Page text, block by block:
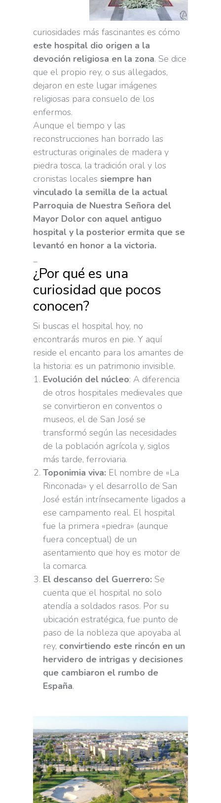
curiosidades más fascinantes es cómo
este hospital dio origen a la
devoción religiosa en la zona. Se dice
que el propio rey, o sus allegados,
dejaron en este lugar imágenes
religiosas para consuelo de los
enfermos.
Aunque el tiempo y las
reconstrucciones han borrado las
estructuras originales de madera y
piedra tosca, la tradición oral y los
cronistas localessiempre han
vinculado la semilla de la actual
Parroquia de Nuestra Señora del
Mayor Dolor con aquel antiguo
hospital y la posterior ermita que se
levantó en honor a la victoria.
_
¿Por qué es una
curiosidad que pocos
conocen?
Si buscas el hospital hoy, no
encontrarás muros en pie. Y aquí
reside el encanto para los amantes de
la historia: es un patrimonio invisible.
Evolución del núcleo: A diferencia
de otros hospitales medievales que
se convirtieron en conventos o
museos, el de San José se
transformó según las necesidades
de la población agrícola y, siglos
más tarde, ferroviaria.
Toponimia viva: El nombre de «La
Rinconada» y el desarrollo de San
José están intrínsecamente ligados a
ese campamento real. El hospital
fue la primera «piedra» (aunque
fuera conceptual) de un
asentamiento que hoy es motor de
la comarca.
El descanso del Guerrero: Se
cuenta que el hospital no solo
atendía a soldados rasos. Por su
ubicación estratégica, fue punto de
paso de la nobleza que apoyaba al
rey, convirtiendo este rincón en un
hervidero de intrigas y decisiones
que cambiaron el rumbo de
España.